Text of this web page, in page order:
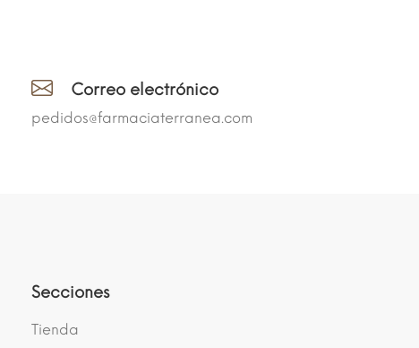
Correo electrónico
pedidos@farmaciaterranea.com
Secciones
Tienda